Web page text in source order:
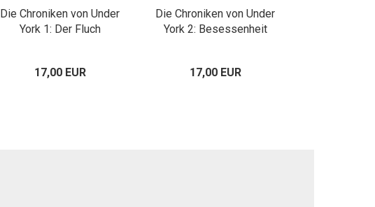
Die Chroniken von Under
York 1: Der Fluch
17,00 EUR
Die Chroniken von Under
York 2: Besessenheit
17,00 EUR